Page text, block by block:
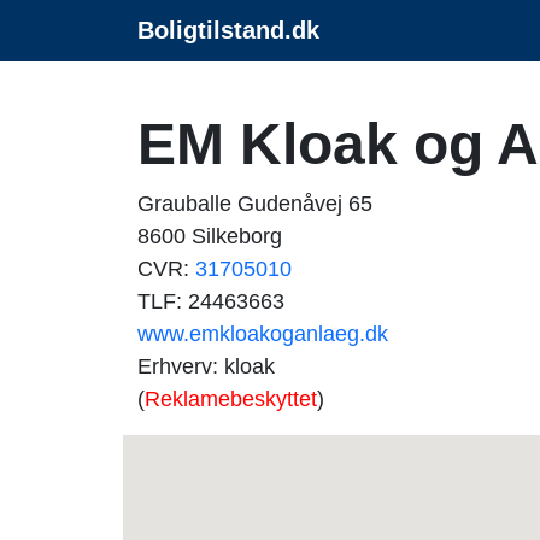
Boligtilstand.dk
EM Kloak og
Grauballe Gudenåvej 65
8600 Silkeborg
CVR: 31705010
TLF: 24463663
www.emkloakoganlaeg.dk
Erhverv: kloak
(Reklamebeskyttet)